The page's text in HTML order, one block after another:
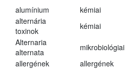
alumínium
kémiai
alternária
toxinok
kémiai
Alternaria
alternata
mikrobiológiai
allergének
allergének